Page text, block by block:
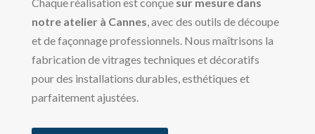
notre atelier à Cannes, avec des outils de découpe
et de façonnage professionnels. Nous maîtrisons la
fabrication de vitrages techniques et décoratifs
pour des installations durables, esthétiques et
parfaitement ajustées.